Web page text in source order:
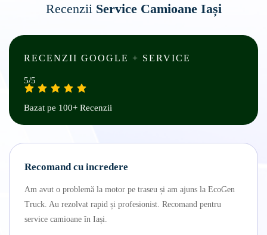
Recenzii Service Camioane Iași
RECENZII GOOGLE + SERVICE
5/5
Bazat pe 100+ Recenzii
Recomand cu incredere
Am avut o problemă la motor pe traseu și am ajuns la EcoGen
Truck. Au rezolvat rapid și profesionist. Recomand pentru
service camioane în Iași.